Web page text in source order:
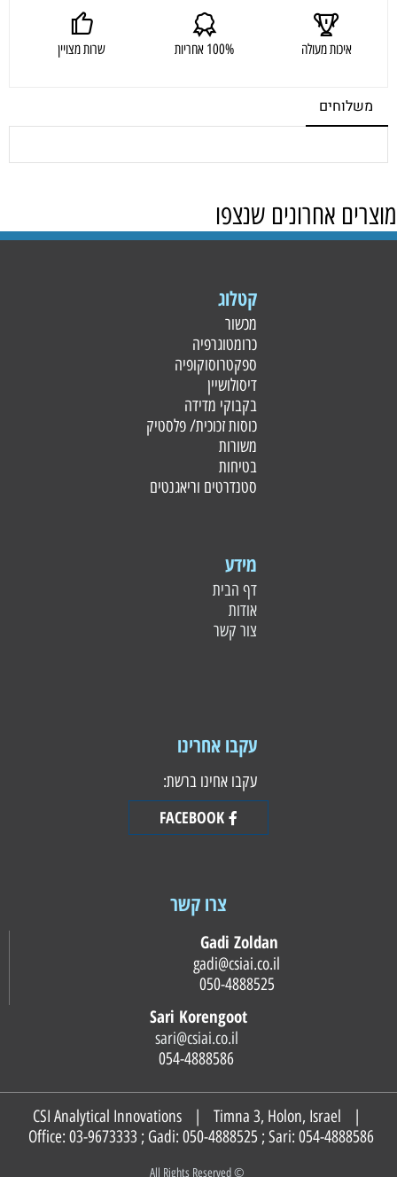
איכות מעולה 100% אחריות שרות מצויין
משלוחים
מוצרים אחרונים שנצפו
קטלוג
מכשור
כרומטוגרפיה
ספקטרוסוקופיה
דיסולושיין
בקבוקי מדידה
כוסות זכוכית/ פלסטיק
משורות
בטיחות
סטנדרטים וריאגנטים
מידע
דף הבית
אודות
צור קשר
עקבו אחרינו
עקבו אחינו ברשת:
FACEBOOK
צרו קשר
Gadi Zoldan
Sari Korengoot
sari@csiai.co.il
CSI Analytical Innovations | Timna 3, Holon, Israel |
Office: 03-9673333 ; Gadi: 050-4888525 ; Sari: 054-4888586
© All Rights Reserved